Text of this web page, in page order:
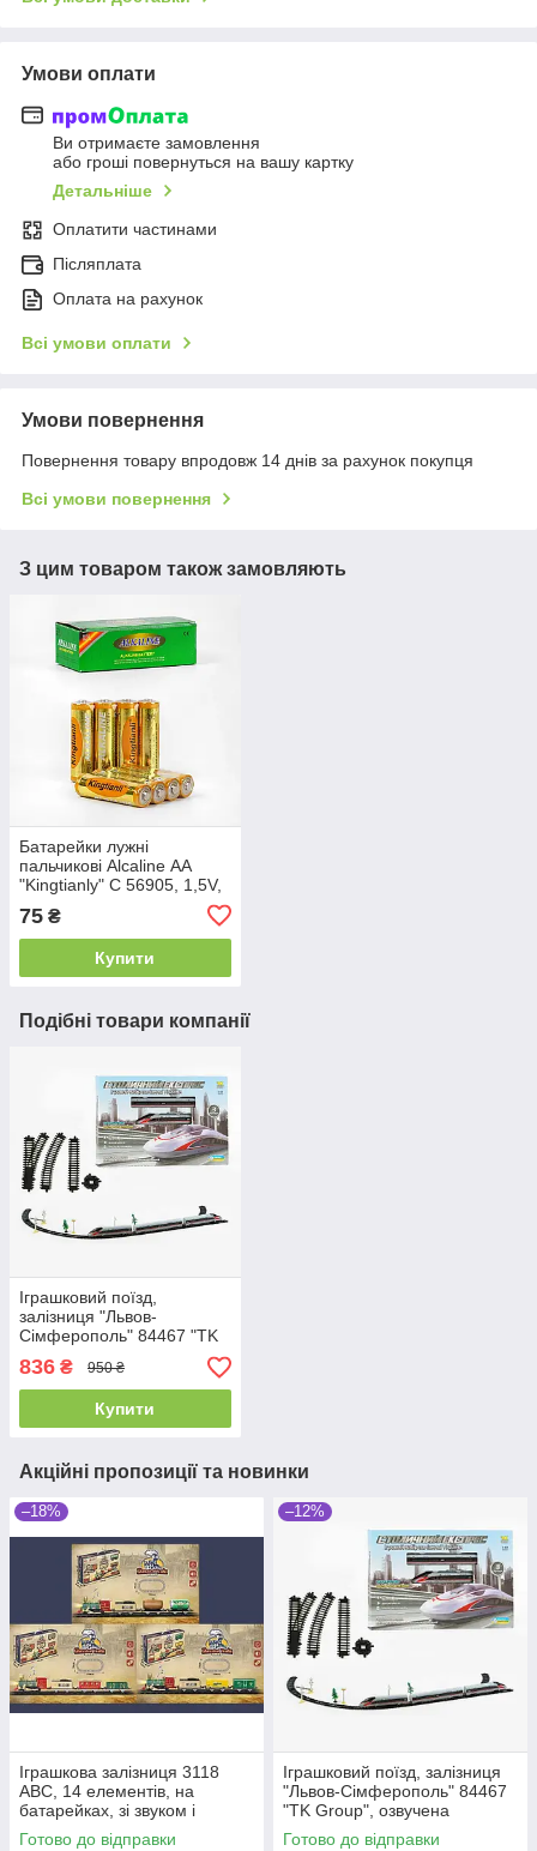
Умови оплати
Ви отримаєте замовлення
або гроші повернуться на вашу картку
Детальніше
Оплатити частинами
Післяплата
Оплата на рахунок
Всі умови оплати
Умови повернення
Повернення товару впродовж 14 днів за рахунок покупця
Всі умови повернення
З цим товаром також замовляють
Батарейки лужні
пальчикові Alcaline АА
"Kingtianly" C 56905, 1,5V,
75 ₴
Купити
Подібні товари компанії
Іграшковий поїзд,
залізниця "Львов-
Сімферополь" 84467 "TK
Group", озвучена
українською мовою,
підсвітка
836 ₴ 950 ₴
Купити
Акційні пропозиції та новинки
–18%
Іграшкова залізниця 3118
АВС, 14 елементів, на
батарейках, зі звуком і
підсвіткою, 3 вагони
Готово до відправки
–12%
Іграшковий поїзд, залізниця
"Львов-Сімферополь" 84467
"TK Group", озвучена
українською мовою, підсвітка
Готово до відправки